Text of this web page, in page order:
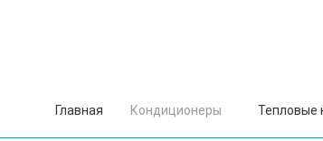
Главная Кондиционеры Тепловые